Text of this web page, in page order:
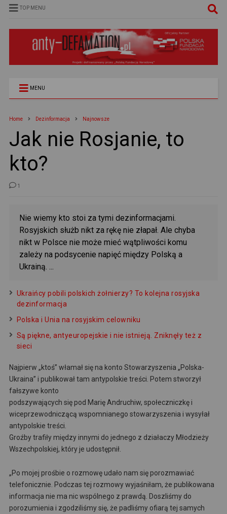
TOP MENU
MENU
Home Dezinformacja Najnowsze
Jak nie Rosjanie, to
kto?
1
Nie wiemy kto stoi za tymi dezinformacjami.
Rosyjskich służb nikt za rękę nie złapał. Ale chyba
nikt w Polsce nie może mieć wątpliwości komu
zależy na podsycenie napięć między Polską a
Ukrainą. ...
Ukraińcy pobili polskich żołnierzy? To kolejna rosyjska
dezinformacja
Polska i Unia na rosyjskim celowniku
Są piękne, antyeuropejskie i nie istnieją. Zniknęły też z
sieci
Najpierw „ktoś” włamał się na konto Stowarzyszenia „Polska-
Ukraina” i publikował tam antypolskie treści. Potem stworzył
fałszywe konto
podszywających się pod Marię Andruchiw, społeczniczkę i
wiceprzewodniczącą wspomnianego stowarzyszenia i wysyłał
antypolskie treści.
Groźby trafiły między innymi do jednego z działaczy Młodzieży
Wszechpolskiej, który je udostępnił.
„Po mojej prośbie o rozmowę udało nam się porozmawiać
telefonicznie. Podczas tej rozmowy wyjaśniłam, że publikowana
informacja nie ma nic wspólnego z prawdą. Doszliśmy do
porozumienia i zgodziliśmy się, że padliśmy ofiarą tej samych